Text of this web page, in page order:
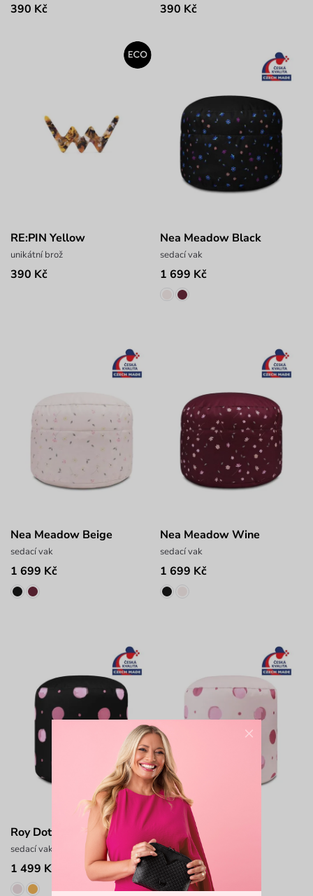
390 Kč 390 Kč
RE:PIN Yellow
unikátní brož
390 Kč
Nea Meadow Black
sedací vak
1 699 Kč
Nea Meadow Beige
sedací vak
1 699 Kč
Nea Meadow Wine
sedací vak
1 699 Kč
Roy Dotty Black
sedací vak
1 499 Kč
Roy Dotty Beige
sedací vak
1 499 Kč
×